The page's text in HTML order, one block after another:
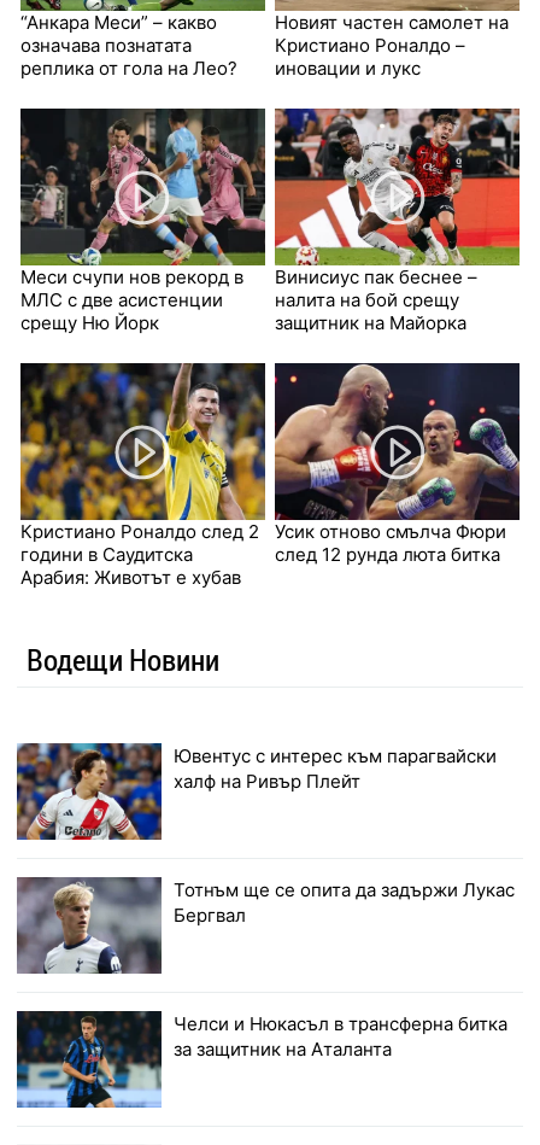
“Анкара Меси” – какво
означава познатата
реплика от гола на Лео?
Новият частен самолет на
Кристиано Роналдо –
иновации и лукс
Меси счупи нов рекорд в
МЛС с две асистенции
срещу Ню Йорк
Винисиус пак беснее –
налита на бой срещу
защитник на Майорка
Кристиано Роналдо след 2
години в Саудитска
Арабия: Животът е хубав
Усик отново смълча Фюри
след 12 рунда люта битка
Водещи Новини
Ювентус с интерес към парагвайски
халф на Ривър Плейт
Тотнъм ще се опита да задържи Лукас
Бергвал
Челси и Нюкасъл в трансферна битка
за защитник на Аталанта